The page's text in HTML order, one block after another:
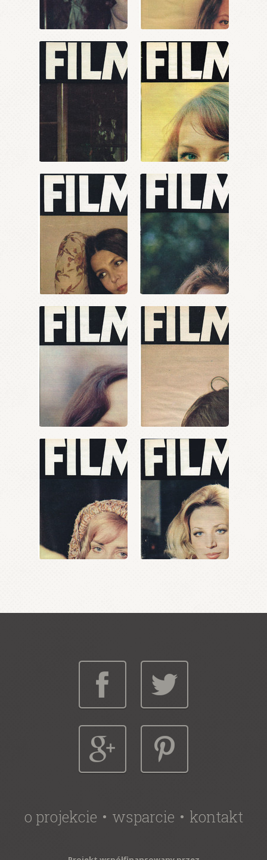
o projekcie wsparcie kontakt